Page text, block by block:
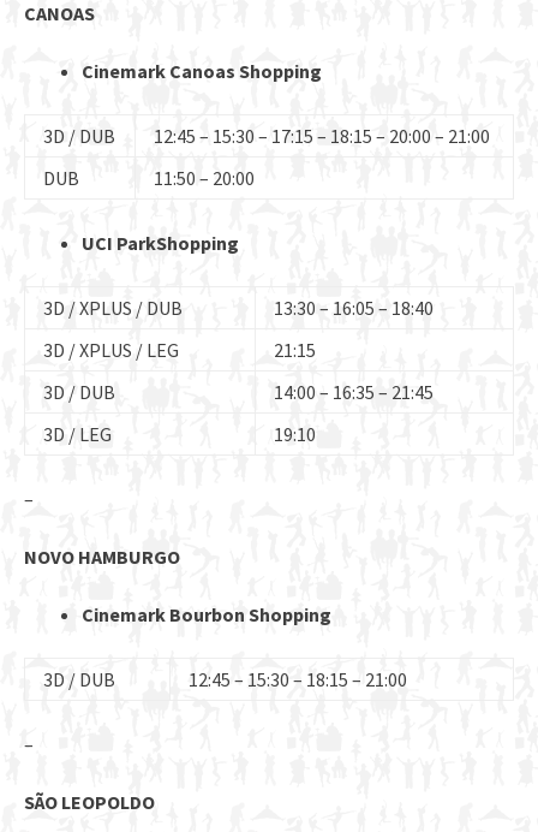
CANOAS
Cinemark Canoas Shopping
3D / DUB
12:45 – 15:30 – 17:15 – 18:15 – 20:00 – 21:00
DUB
11:50 – 20:00
UCI ParkShopping
3D / XPLUS / DUB
13:30 – 16:05 – 18:40
3D / XPLUS / LEG
21:15
3D / DUB
14:00 – 16:35 – 21:45
3D / LEG
19:10
–
NOVO HAMBURGO
Cinemark Bourbon Shopping
3D / DUB 12:45 – 15:30 – 18:15 – 21:00
–
SÃO LEOPOLDO